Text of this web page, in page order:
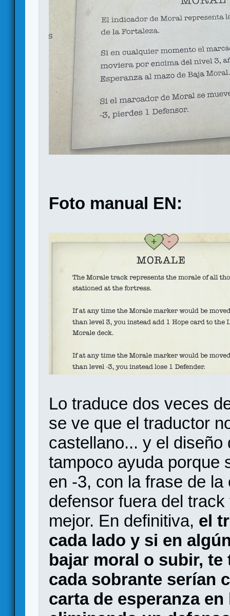
Foto manual EN:
Lo traduce dos veces
se ve que el traductor
castellano... y el
tampoco ayuda porque
en -3, con la frase de
defensor fuera del
mejor. En definitiva, el
cada lado y si en
bajar moral o subir,
cada sobrante serían
carta de esperanza